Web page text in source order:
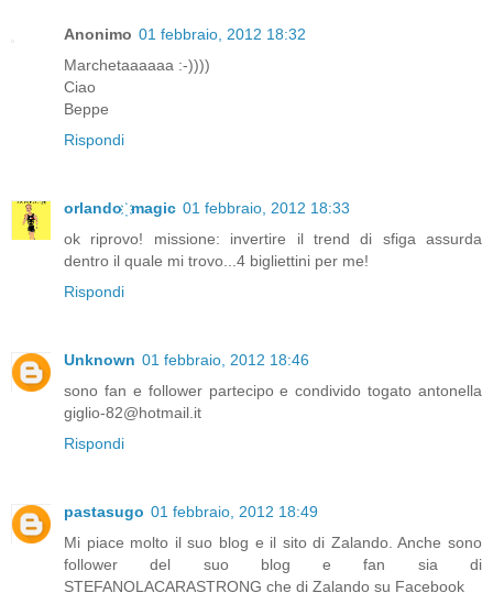
Anonimo 01 febbraio, 2012 18:32
Marchetaaaaaa :-))))
Ciao
Beppe
Rispondi
orlando ҉ magic 01 febbraio, 2012 18:33
ok riprovo! missione: invertire il trend di sfiga assurda
dentro il quale mi trovo...4 bigliettini per me!
Rispondi
Unknown 01 febbraio, 2012 18:46
sono fan e follower partecipo e condivido togato antonella
giglio-82@hotmail.it
Rispondi
pastasugo 01 febbraio, 2012 18:49
Mi piace molto il suo blog e il sito di Zalando. Anche sono
follower del suo blog e fan sia di
STEFANOLACARASTRONG che di Zalando su Facebook